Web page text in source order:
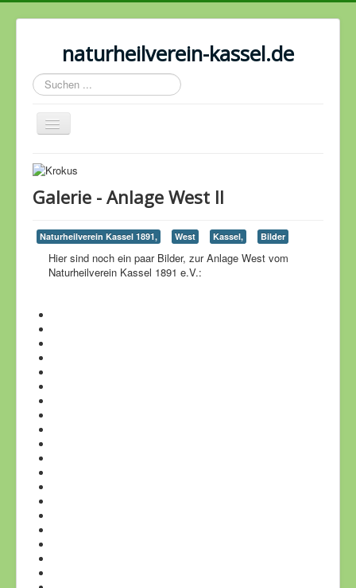
naturheilverein-kassel.de
Suchen
...
Navigation
an/aus
Naturheilverein
Termine
Strom-, Gartenordnung, Satzung
Freie Gärten
Galerie - Anlage West II
Naturheilverein Kassel 1891, West Kassel, Bilder
Hier sind noch ein paar Bilder, zur Anlage West vom
Naturheilverein Kassel 1891 e.V.: